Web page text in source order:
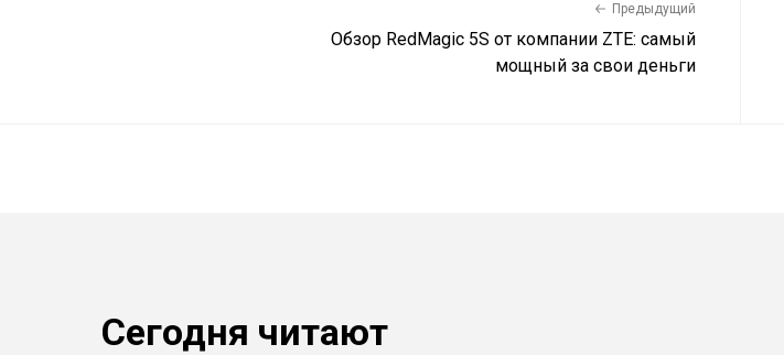
Предыдущий
Обзор RedMagic 5S от компании ZTE: самый
мощный за свои деньги
Сегодня читают